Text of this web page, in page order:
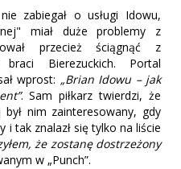
zabiegał o usługi Idowu,
miał duże problemy z
przecież ściągnąć z
braci Bierezuckich. Portal
wprost: „Brian Idowu – jak
. Sam piłkarz twierdzi, że
był nim zainteresowany, gdy
i tak znalazł się tylko na liście
że zostanę dostrzeżony
w „Punch”.